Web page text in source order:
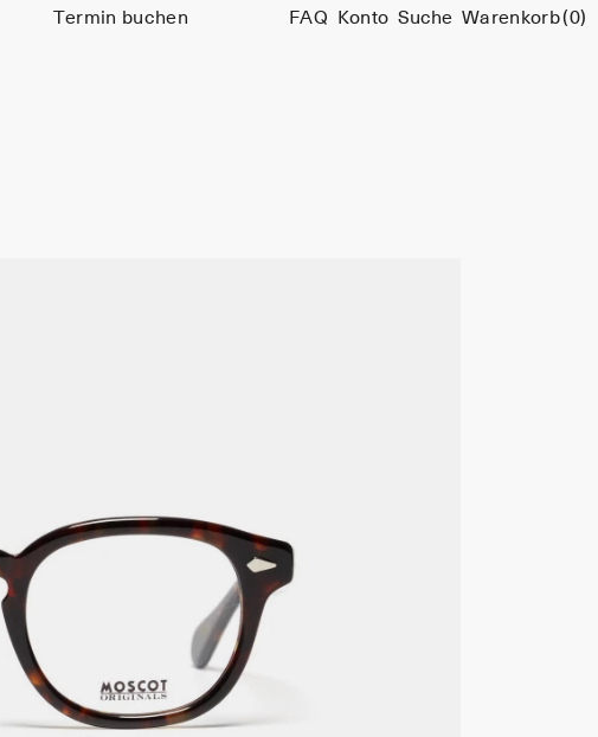
Termin buchen FAQ Konto Suche Warenkorb(0)